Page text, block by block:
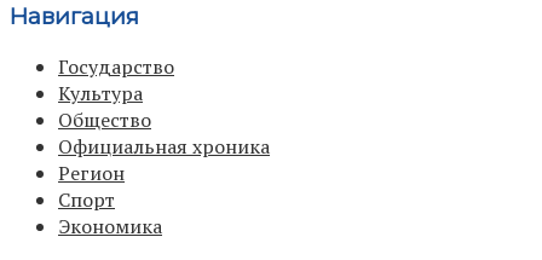
Навигация
Государство
Культура
Общество
Официальная хроника
Регион
Спорт
Экономика